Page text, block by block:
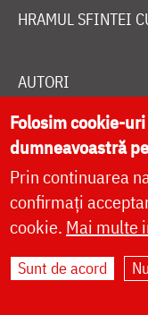
HRAMUL SFINTEI
AUTORI
PĂRINȚI
MAICI CU VIAȚĂ
TEMATICĂ
SINAXAR
MĂNĂSTIRI ȘI
CALENDAR
Folosim cookie-
dumneavoastră
Prin continuarea
confirmați
cookie. Mai multe
Sunt de acord